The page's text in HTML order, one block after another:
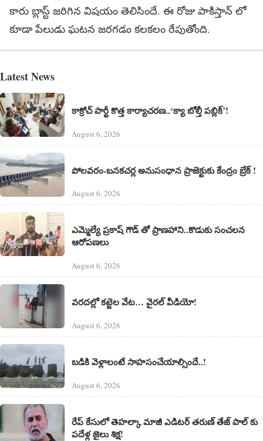
కారు బ్లాస్ట్ జరిగిన విషయం తెలిసిందే. ఈ రోజు పాకిస్తాన్ లో
కూడా పేలుడు ఘటన జరగడం కలకలం రేపుతోంది.
Latest News
కాక్రోచ్ పార్టీ కొత్త కార్యాచరణ..‘క్యా బోల్తీ పబ్లిక్’!
August 6, 2026
పోలవరం-బనకచర్ల అనుసంధాన ప్రాజెక్టుకు కేంద్రం బ్రేక్ !
August 6, 2026
ఎమ్మెల్యే ప్రకాష్ గౌడ్ తో ప్రాణహాని..కొడుకు సంచలన
ఆరోపణలు
August 6, 2026
వరదల్లో కట్టెల వేట… వైరల్ వీడియో!
August 6, 2026
బడికి వెళ్లాలంటే సాహసంచేయాల్సిందే..!
August 6, 2026
రేప్ కేసులో తెహల్కా మాజీ ఎడిటర్ తరుణ్ తేజ్ పాల్ కు
పదేళ్ల జైలు శిక్ష!